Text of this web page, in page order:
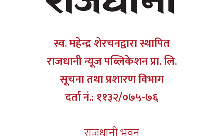
स्व. महेन्द्र शेरचनद्वारा स्थापित
राजधानी न्यूज पब्लिकेशन प्रा. लि.
सूचना तथा प्रशारण विभाग
दर्ता नं.: ११३२/०७५-७६